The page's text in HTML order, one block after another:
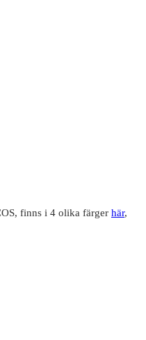
finns i 4 olika färger här,